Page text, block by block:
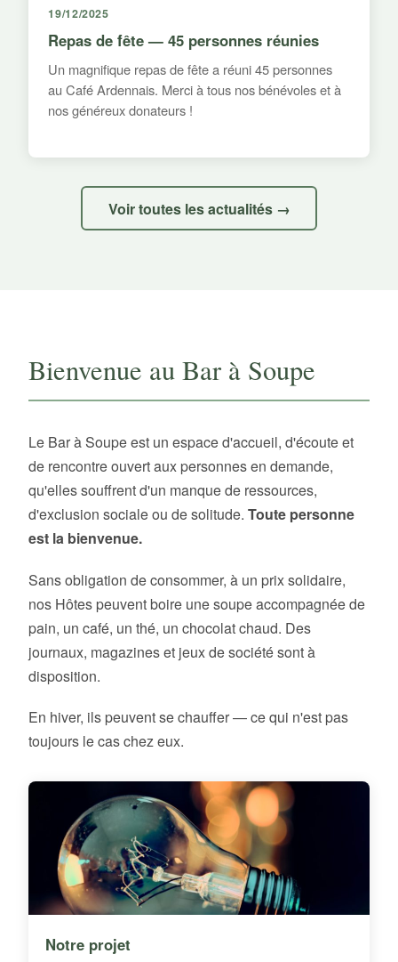
19/12/2025
Repas de fête — 45 personnes réunies
Un magnifique repas de fête a réuni 45 personnes
au Café Ardennais. Merci à tous nos bénévoles et à
nos généreux donateurs !
Voir toutes les actualités →
Bienvenue au Bar à Soupe
Le Bar à Soupe est un espace d'accueil, d'écoute et
de rencontre ouvert aux personnes en demande,
qu'elles souffrent d'un manque de ressources,
d'exclusion sociale ou de solitude. Toute personne
est la bienvenue.
Sans obligation de consommer, à un prix solidaire,
nos Hôtes peuvent boire une soupe accompagnée de
pain, un café, un thé, un chocolat chaud. Des
journaux, magazines et jeux de société sont à
disposition.
En hiver, ils peuvent se chauffer — ce qui n'est pas
toujours le cas chez eux.
Notre projet